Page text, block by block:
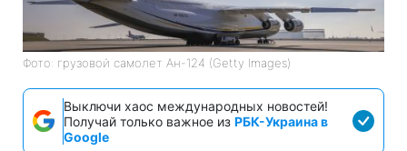
Фото: грузовой самолет Ан-124 (Getty Images)
Выключи хаос международных новостей!
Получай только важное из РБК-Украина в
Google